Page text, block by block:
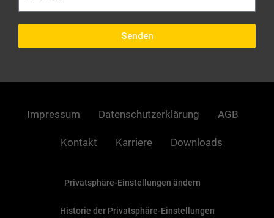
Senden
Impressum Datenschutzerklärung AGB
Kontakt Karriere Downloads
Privatsphäre-Einstellungen ändern
Historie der Privatsphäre-Einstellungen